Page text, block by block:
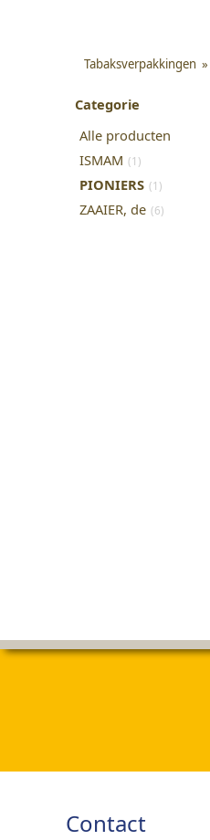
Tabaksverpakkingen »
Categorie
Alle producten
ISMAM (1)
PIONIERS (1)
ZAAIER, de (6)
Contact